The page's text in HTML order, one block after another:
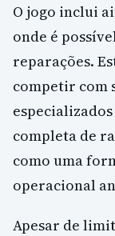
O jogo inclui
onde é
reparações.
competir com
completa de
como uma
operacional
Apesar de